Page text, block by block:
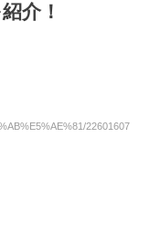
介！
22601607